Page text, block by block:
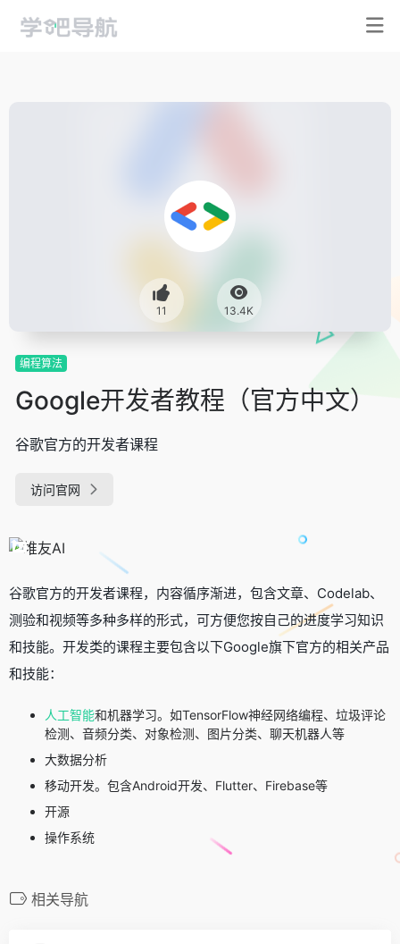
11 13.4K
编程算法
Google开发者教程（官方中文）
谷歌官方的开发者课程
访问官网
谷歌官方的开发者课程，内容循序渐进，包含文章、Codelab、
测验和视频等多种多样的形式，可方便您按自己的进度学习知识
和技能。开发类的课程主要包含以下Google旗下官方的相关产品
和技能：
人工智能和机器学习。如TensorFlow神经网络编程、垃圾评论
检测、音频分类、对象检测、图片分类、聊天机器人等
大数据分析
移动开发。包含Android开发、Flutter、Firebase等
开源
操作系统
相关导航